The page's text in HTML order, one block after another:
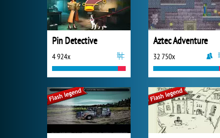
Pin Detective
4 924x
Aztec Adventure
32 750x